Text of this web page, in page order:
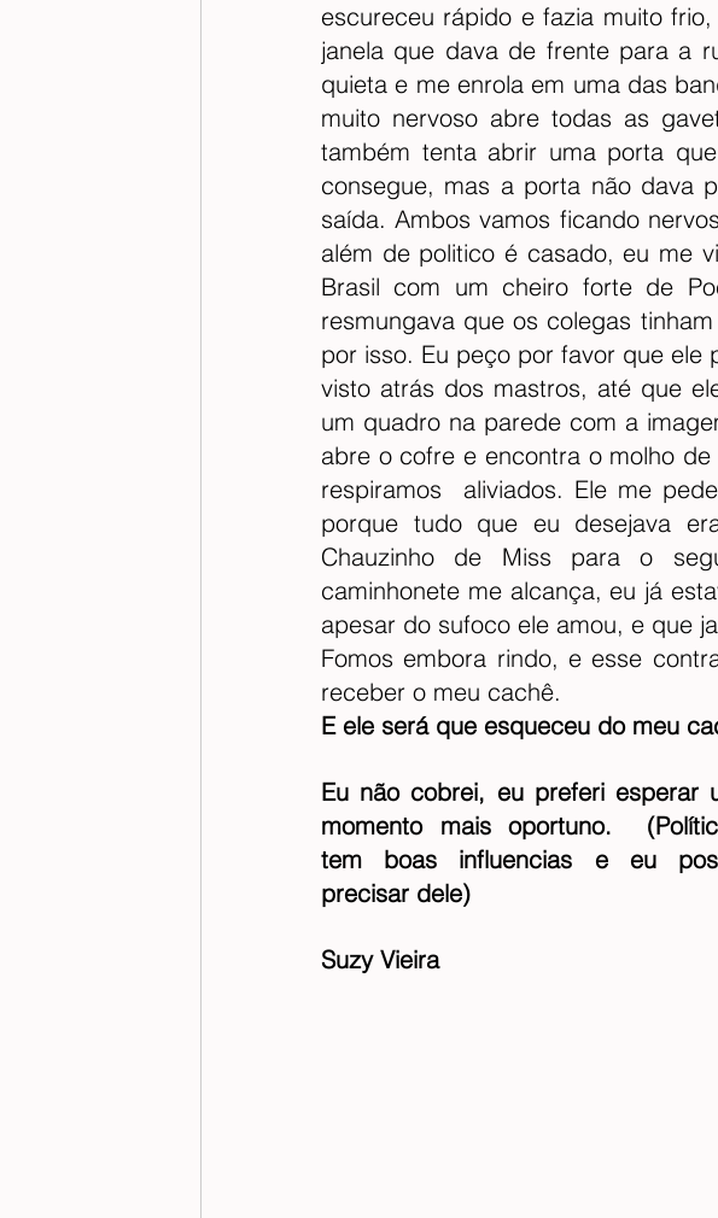
escureceu rápido e fazia muito
janela que dava de frente para a
quieta e me enrola em uma das
muito nervoso abre todas as
também tenta abrir uma porta
consegue, mas a porta não dava
saída. Ambos vamos ficando
além de politico é casado, eu me
Brasil com um cheiro forte de
resmungava que os colegas
por isso. Eu peço por favor que ele
visto atrás dos mastros, até que
um quadro na parede com a
abre o cofre e encontra o molho
respiramos  aliviados. Ele me
porque tudo que eu desejava
Chauzinho de Miss para o
caminhonete me alcança, eu já
apesar do sufoco ele amou, e que
Fomos embora rindo, e esse
receber o meu cachê.
E ele será que esqueceu do meu
Eu não cobrei, eu preferi esperar
momento mais oportuno.
tem boas influencias e eu
precisar dele)
Suzy Vieira